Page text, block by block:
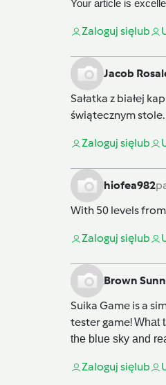
Your article is
Zaloguj sięlub
Jacob
Sałatka z białej
świątecznym stole.
Zaloguj sięlub
hiofea982
With 50 levels
Zaloguj sięlub
Brown
Suika Game is a
testergame!What
the blue sky and
Zaloguj sięlub